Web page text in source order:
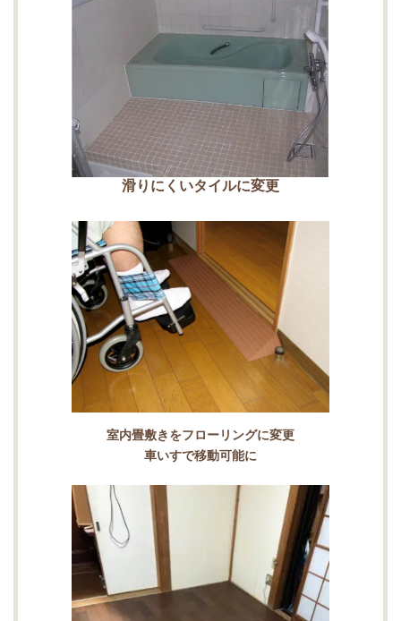
滑りにくいタイルに変更
室内畳敷きをフローリングに変更
車いすで移動可能に